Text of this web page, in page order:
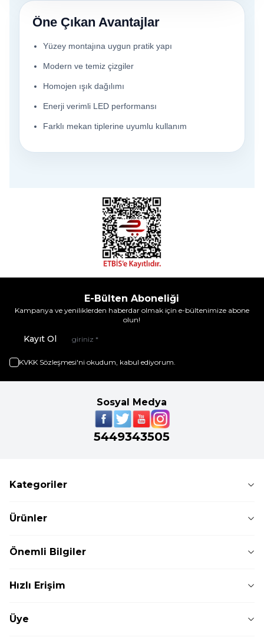
Öne Çıkan Avantajlar
Yüzey montajına uygun pratik yapı
Modern ve temiz çizgiler
Homojen ışık dağılımı
Enerji verimli LED performansı
Farklı mekan tiplerine uyumlu kullanım
E-Bülten Aboneliği
Kampanya ve yeniliklerden haberdar olmak için e-bültenimize abone
olun!
Kayıt Ol
KVKK Sözleşmesi'ni okudum, kabul ediyorum.
Sosyal Medya
5449343505
Kategoriler
Ürünler
Önemli Bilgiler
Hızlı Erişim
Üye